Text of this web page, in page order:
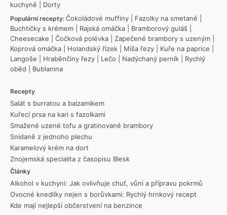
kuchyně
Dorty
Populární recepty: Čokoládové muffiny Fazolky na smetaně
Buchtičky s krémem
Rajská omáčka Bramborový guláš
Cheesecake
Čočková polévka Zapečené brambory s uzeným
Koprová omáčka
Holandský řízek Míša řezy Kuře na paprice
Langoše
Hraběnčiny řezy Lečo Nadýchaný perník
Rychlý
oběd
Bublanina
Recepty
Salát s burratou a balzamikem
Kuřecí prsa na kari s fazolkami
Smažené uzené tofu a gratinované brambory
Snídaně z jednoho plechu
Karamelový krém na dort
Znojemská specialita z časopisu Blesk
Články
Alkohol v kuchyni: Jak ovlivňuje chuť, vůni a přípravu pokrmů
Ovocné knedlíky nejen s borůvkami: Rychlý hrnkový recept
Kde mají nejlepší občerstvení na benzince